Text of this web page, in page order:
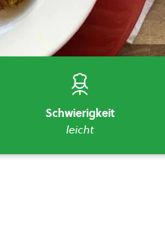
Schwierigkeit
leicht